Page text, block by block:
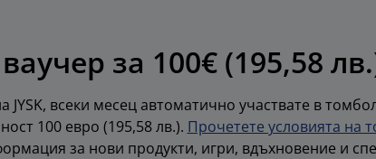
за 100€ (195,58
всеки месец автоматично участвате в
100 евро (195,58 лв.). Прочетете условията на
за нови продукти, игри, вдъхновение и